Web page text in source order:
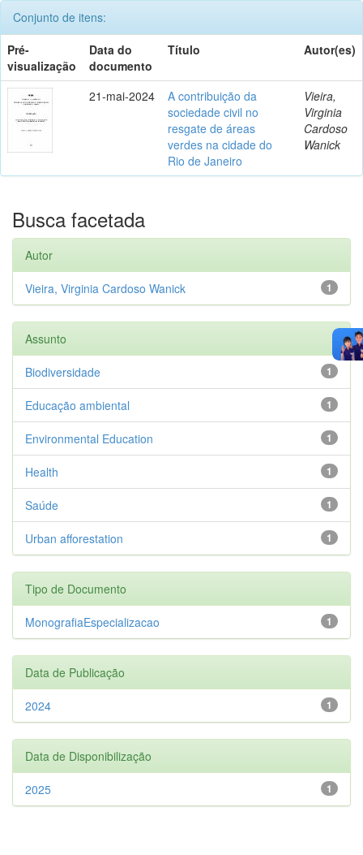
Conjunto de itens:
Pré-
visualização
Data do
documento
Título Autor(es)
21-mai-2024
A contribuição da
sociedade civil no
resgate de áreas
verdes na cidade do
Rio de Janeiro
Vieira,
Virginia
Cardoso
Wanick
Busca facetada
Autor
1
Vieira, Virginia Cardoso Wanick
Assunto
1
Biodiversidade
1
Educação ambiental
1
Environmental Education
1
Health
1
Saúde
1
Urban afforestation
Tipo de Documento
1
MonografiaEspecializacao
Data de Publicação
1
2024
Data de Disponibilização
1
2025